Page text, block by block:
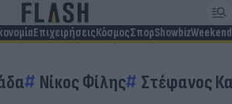
ΕπιχειρήσειςΚόσμοςΣπορShowbizWeekend
Νίκος Φίλης Στέφανος